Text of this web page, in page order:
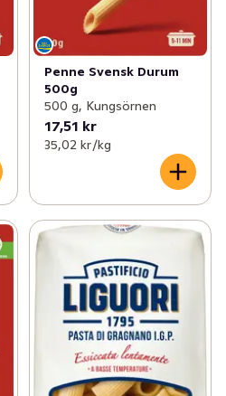
Penne Svensk Durum
500g
500 g, Kungsörnen
17,51 kr
35,02 kr /kg